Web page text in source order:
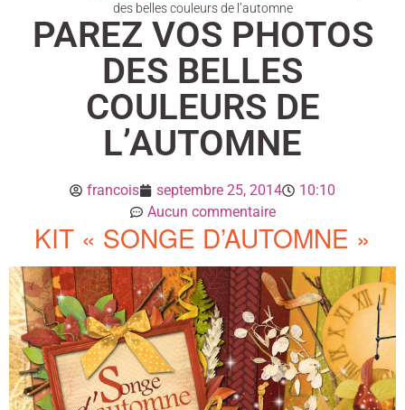
des belles couleurs de l’automne
PAREZ VOS PHOTOS
DES BELLES
COULEURS DE
L’AUTOMNE
francois septembre 25, 2014
10:10
Aucun commentaire
KIT « SONGE D’AUTOMNE »